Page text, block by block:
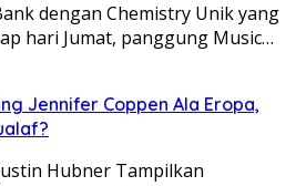
dengan Chemistry Unik yang
hari Jumat, panggung Music…
Jennifer Coppen Ala Eropa,
Hubner Tampilkan